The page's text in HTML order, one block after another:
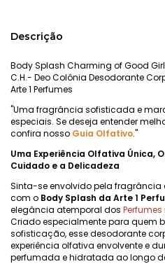
Descrição
Body Splash Charming of Good
C.H.- Deo Colônia Desodorante
Arte 1 Perfumes
"Uma fragrância sofisticada e
especiais. Se deseja entender
confira nosso Guia Olfativo."
Uma Experiência Olfativa Única,
Cuidado e a Delicadeza
Sinta-se envolvido pela
com o Body Splash da Arte 1
elegância atemporal dos Perfumes
Criado especialmente para quem
sofisticação, esse desodorante
experiência olfativa envolvente e
perfumada e hidratada ao longo